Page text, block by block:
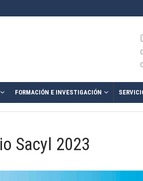
FORMACIÓN E INVESTIGACIÓN
Sacyl 2023